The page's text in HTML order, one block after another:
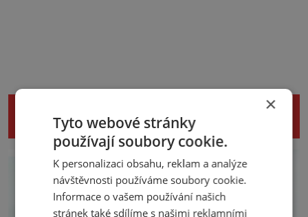
NENECHTE SI UJÍT DALŠÍ ZAJÍMAVÉ
ČLÁNKY
×
Tyto webové stránky
používají soubory cookie.
K personalizaci obsahu, reklam a analýze
návštěvnosti používáme soubory cookie.
Informace o vašem používání našich
stránek také sdílíme s našimi reklamními